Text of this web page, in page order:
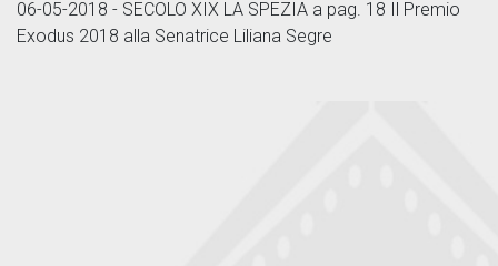
06-05-2018 - SECOLO XIX LA SPEZIA a pag. 18 Il Premio
Exodus 2018 alla Senatrice Liliana Segre